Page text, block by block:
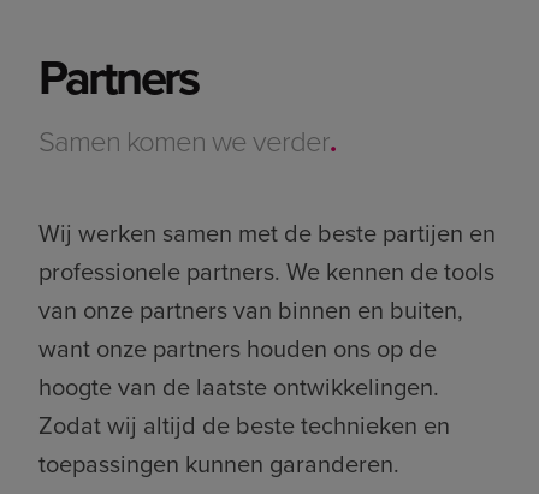
Partners
Samen komen we verder.
Wij werken samen met de beste partijen en
professionele partners. We kennen de tools
van onze partners van binnen en buiten,
want onze partners houden ons op de
hoogte van de laatste ontwikkelingen.
Zodat wij altijd de beste technieken en
toepassingen kunnen garanderen.